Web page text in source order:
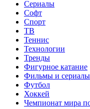
Сериалы
Софт
Спорт
ТВ
Теннис
Технологии
Тренды
Фигурное катание
Фильмы и сериалы
Футбол
Хоккей
Чемпионат мира